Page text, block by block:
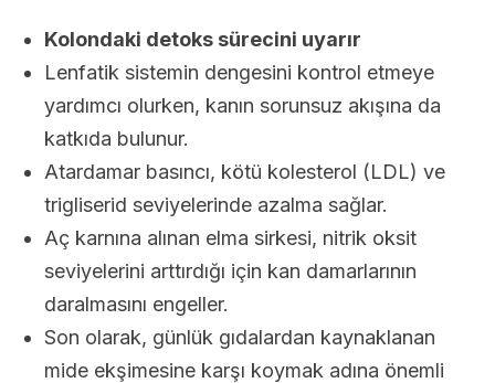
Kolondaki detoks sürecini uyarır
Lenfatik sistemin dengesini kontrol etmeye
yardımcı olurken, kanın sorunsuz akışına da
katkıda bulunur.
Atardamar basıncı, kötü kolesterol (LDL) ve
trigliserid seviyelerinde azalma sağlar.
Aç karnına alınan elma sirkesi, nitrik oksit
seviyelerini arttırdığı için kan damarlarının
daralmasını engeller.
Son olarak, günlük gıdalardan kaynaklanan
mide ekşimesine karşı koymak adına önemli